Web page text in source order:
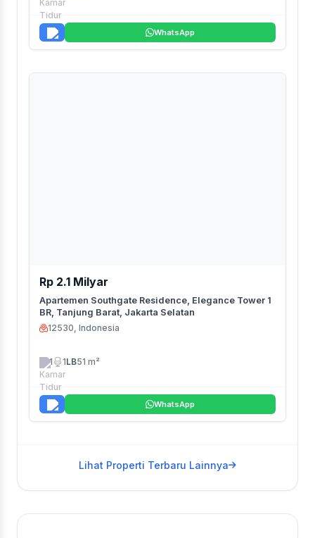
WhatsApp
Rp 2.1 Milyar
Apartemen Southgate Residence, Elegance Tower 1
BR, Tanjung Barat, Jakarta Selatan
12530, Indonesia
1 1LB51 m²
WhatsApp
Lihat Properti Terbaru Lainnya